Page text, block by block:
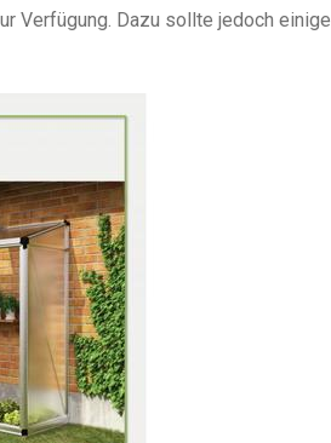
Verfügung. Dazu sollte jedoch einige